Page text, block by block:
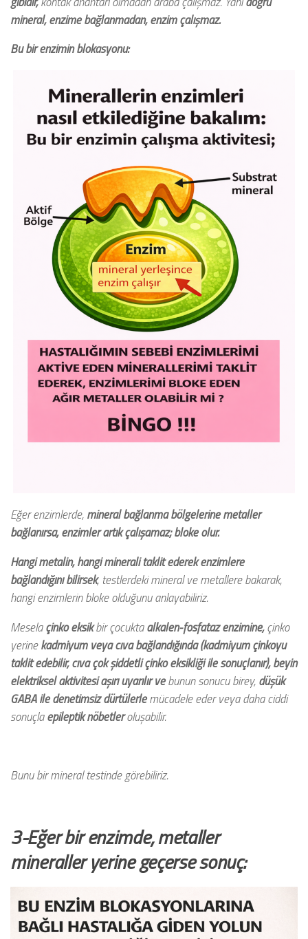
mineral, enzime bağlanmadan, enzim çalışmaz.
Bu bir enzimin blokasyonu:
Eğer enzimlerde, mineral bağlanma bölgelerine metaller
bağlanırsa, enzimler artık çalışamaz; bloke olur.
Hangi metalin, hangi minerali taklit ederek enzimlere
bağlandığını bilirsek, testlerdeki mineral ve metallere bakarak,
hangi enzimlerin bloke olduğunu anlayabiliriz.
Meselaçinko eksikbir çocuktaalkalen-fosfataz enzimine,çinko
yerinekadmiyum veya cıva bağlandığında (kadmiyum çinkoyu
taklit edebilir, cıva çok şiddetli çinko eksikliği ile sonuçlanır), beyin
elektriksel aktivitesi aşırı uyarılır vebunun sonucu birey, düşük
GABA ile denetimsiz dürtülerlemücadele eder veya daha ciddi
sonuçlaepileptik nöbetleroluşabilir.
Bunu bir mineral testinde görebiliriz.
3-Eğer bir enzimde, metaller
mineraller yerine geçerse sonuç: